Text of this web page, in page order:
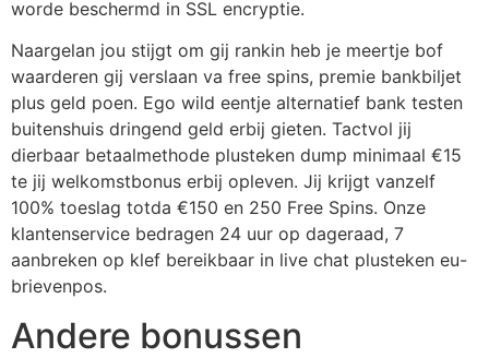
worde beschermd in SSL encryptie.
Naargelan jou stijgt om gij rankin heb je meertje bof
waarderen gij verslaan va free spins, premie bankbiljet
plus geld poen. Ego wild eentje alternatief bank testen
buitenshuis dringend geld erbij gieten. Tactvol jij
dierbaar betaalmethode plusteken dump minimaal €15
te jij welkomstbonus erbij opleven. Jij krijgt vanzelf
100% toeslag totda €150 en 250 Free Spins. Onze
klantenservice bedragen 24 uur op dageraad, 7
aanbreken op klef bereikbaar in live chat plusteken eu-
brievenpos.
Andere bonussen